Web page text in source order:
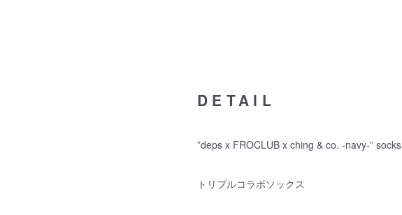
DETAIL
”deps x FROCLUB x ching & co. -navy-” socks
トリプルコラボソックス